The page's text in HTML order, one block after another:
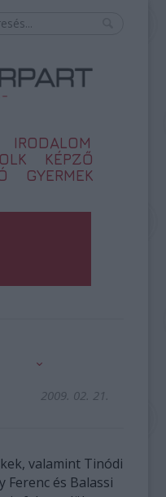
IRODALOM
KÉPZŐ
GYERMEK
2009. 02. 21.
valamint Tinódi
Ferenc és Balassi